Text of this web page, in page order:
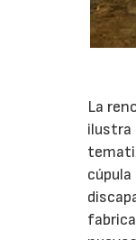
La
ilustra